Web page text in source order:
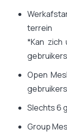
terrein
*Kan zich
gebruikers
Open
gebruikers
Slechts 6
Group